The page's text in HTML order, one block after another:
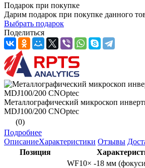
Подарок при покупке
Дарим подарок при покупке данного
Выбрать подарок
Поделиться
Металлографический микроскоп
MDJ100/200 CNOptec
(0)
Подробнее
ОписаниеХарактеристики Отзывы
Позиция
WF10× -18 мм